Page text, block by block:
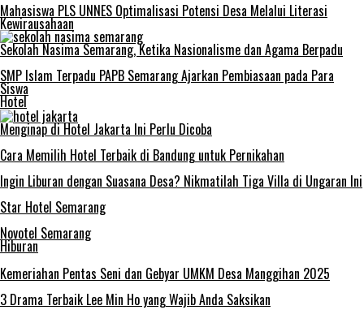
Mahasiswa PLS UNNES Optimalisasi Potensi Desa Melalui Literasi
Kewirausahaan
Sekolah Nasima Semarang, Ketika Nasionalisme dan Agama Berpadu
SMP Islam Terpadu PAPB Semarang Ajarkan Pembiasaan pada Para
Siswa
Hotel
Menginap di Hotel Jakarta Ini Perlu Dicoba
Cara Memilih Hotel Terbaik di Bandung untuk Pernikahan
Ingin Liburan dengan Suasana Desa? Nikmatilah Tiga Villa di Ungaran Ini
Star Hotel Semarang
Novotel Semarang
Hiburan
Kemeriahan Pentas Seni dan Gebyar UMKM Desa Manggihan 2025
3 Drama Terbaik Lee Min Ho yang Wajib Anda Saksikan